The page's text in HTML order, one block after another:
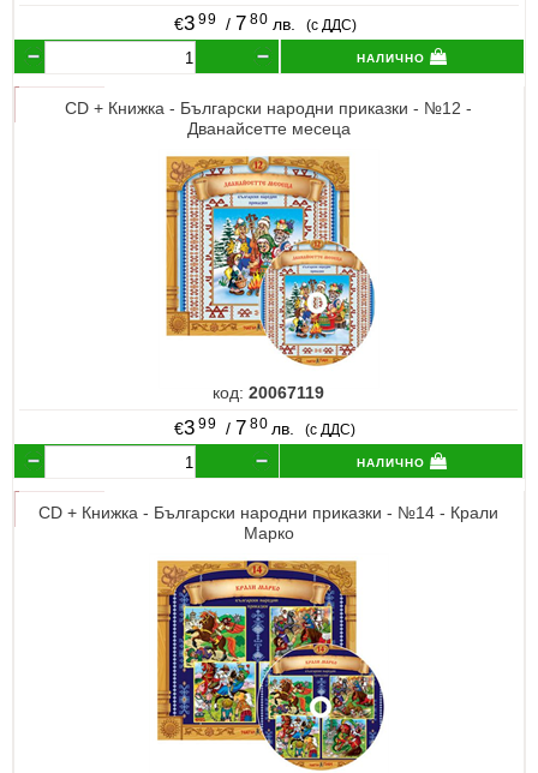
€3 99 / 7 80 лв. (с ДДС)
налично
CD + Книжка - Български народни приказки - №12 -
Дванайсетте месеца
код: 20067119
€3 99 / 7 80 лв. (с ДДС)
налично
CD + Книжка - Български народни приказки - №14 - Крали
Марко